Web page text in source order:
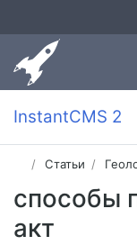
InstantCMS 2
Статьи
способы
акт